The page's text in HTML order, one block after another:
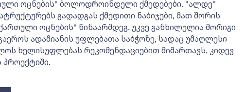
ოცნების" ბოლოდროინდელი ქმედებები. "ალდე"
გადადგას ქმედითი ნაბიჯები, მათ შორის
ოცნების" წინაარმდეგ. უკვე განხილულია მორიგი
ადამიანის უფლებათა საბჭოზე, სადაც უმაღლესი
ხელისუფლებას რეკომენდაციებით მიმართავს. კიდევ